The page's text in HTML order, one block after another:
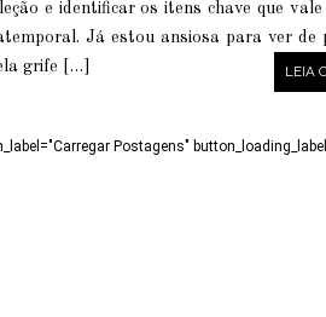
e identificar os itens chave que
Já estou ansiosa para ver de
grife […]
LEIA
Postagens"